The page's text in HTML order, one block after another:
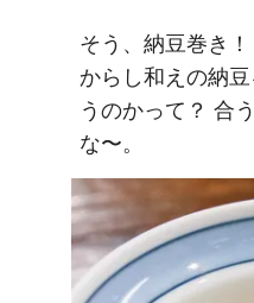
そう、納豆巻き
からし和えの納
うのかって？ 合
な〜。